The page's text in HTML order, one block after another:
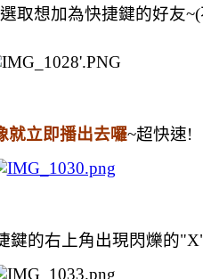
想加為快捷鍵的好友
就立即播出去囉~超快速!
鍵的右上角出現閃爍的